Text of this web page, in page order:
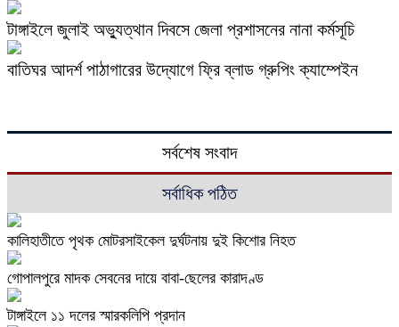
টাঙ্গাইলে জুলাই অভ্যুত্থান দিবসে জেলা প্রশাসনের নানা কর্মসূচি
বাতিঘর আদর্শ পাঠাগারের উদ্যোগে ফ্রি ব্লাড গ্রুপিং ক্যাম্পেইন
সর্বশেষ সংবাদ
সর্বাধিক পঠিত
কালিহাতীতে পৃথক মোটরসাইকেল দুর্ঘটনায় দুই কিশোর নিহত
গোপালপুরে মাদক সেবনের দায়ে বাবা-ছেলের কারাদণ্ড
টাঙ্গাইলে ১১ দলের স্মারকলিপি প্রদান